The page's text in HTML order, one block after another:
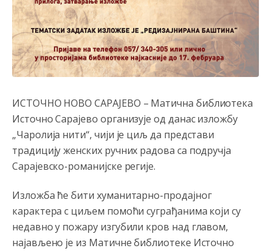
ИСТОЧНО НОВО САРАЈЕВО – Матична библиотека
Источно Сарајево организује од данас изложбу
„Чаролија нити“, чији је циљ да представи
традицију женских ручних радова са подручја
Сарајевско-романијске регије.
Изложба ће бити хуманитарно-продајног
карактера с циљем помоћи суграђанима који су
недавно у пожару изгубили кров над главом,
најављено је из Матичне библиотеке Источно
Анонимно2022778 јуче 3:59
....i onda su na tenkovima NATO pakta, na vlast došli
jedna baba i jedan švercer dezerter ratni profiter i
ikonokradica .... ende
Милорад Додик је доживотни предсједник државе
Републике Српске! Душмани ће умријети од муке,не
могу му ништа.
Анонимно2802622 јуче 5:29
Mile je predsjednik stranke kao recimo Bakir ili Dragan a
Bosni i Hercegovini
Анонимно2806339
RS je država ako nisi znao